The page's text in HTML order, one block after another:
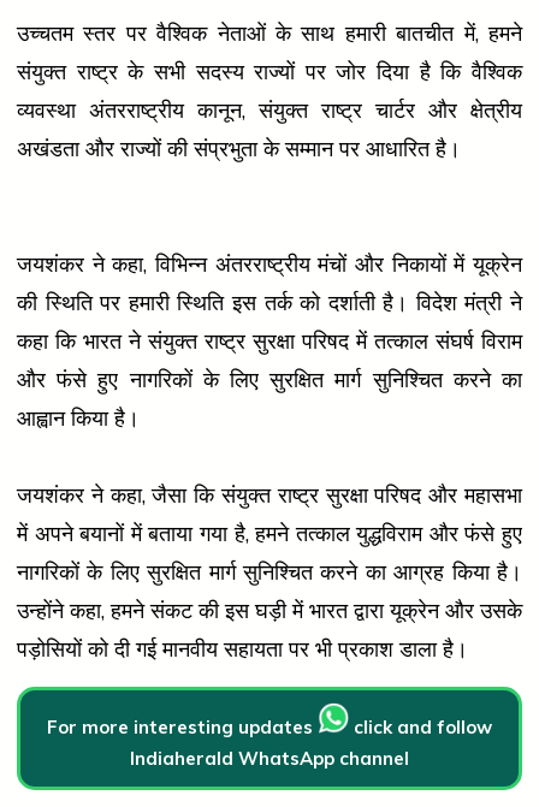
उच्चतम स्तर पर वैश्विक नेताओं के साथ हमारी बातचीत में, हमने
संयुक्त राष्ट्र के सभी सदस्य राज्यों पर जोर दिया है कि वैश्विक
व्यवस्था अंतरराष्ट्रीय कानून, संयुक्त राष्ट्र चार्टर और क्षेत्रीय
अखंडता और राज्यों की संप्रभुता के सम्मान पर आधारित है।
जयशंकर ने कहा, विभिन्न अंतरराष्ट्रीय मंचों और निकायों में यूक्रेन
की स्थिति पर हमारी स्थिति इस तर्क को दर्शाती है। विदेश मंत्री ने
कहा कि भारत ने संयुक्त राष्ट्र सुरक्षा परिषद में तत्काल संघर्ष विराम
और फंसे हुए नागरिकों के लिए सुरक्षित मार्ग सुनिश्चित करने का
आह्वान किया है।
जयशंकर ने कहा, जैसा कि संयुक्त राष्ट्र सुरक्षा परिषद और महासभा
में अपने बयानों में बताया गया है, हमने तत्काल युद्धविराम और फंसे हुए
नागरिकों के लिए सुरक्षित मार्ग सुनिश्चित करने का आग्रह किया है।
उन्होंने कहा, हमने संकट की इस घड़ी में भारत द्वारा यूक्रेन और उसके
पड़ोसियों को दी गई मानवीय सहायता पर भी प्रकाश डाला है।
For more interesting updates
click and follow
Indiaherald WhatsApp channel